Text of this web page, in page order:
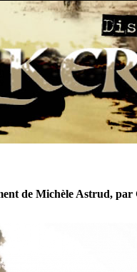
de Michèle Astrud,